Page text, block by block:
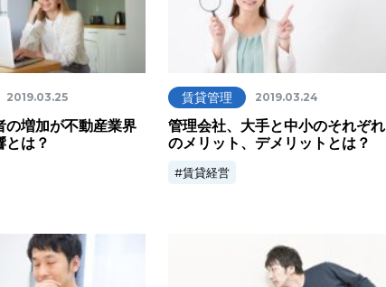
2019.03.25
の増加が不動産業界
とは？
賃貸管理 2019.03.24
管理会社、大手と中小のそれぞれ
のメリット、デメリットとは？
賃貸経営